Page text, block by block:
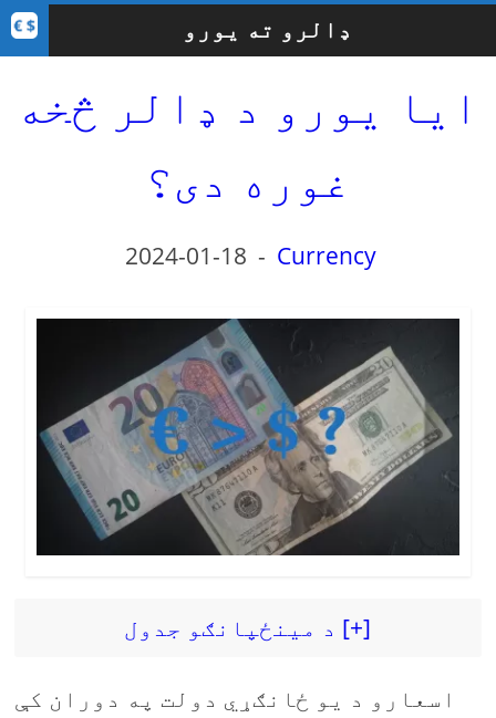
ډالرو ته یورو
ایا یورو د ډالر څخه
غوره دی؟
2024-01-18 - Currency
د مینځپانګو جدول [+]
اسعارو د یو ځانګړي دولت په دوران کې